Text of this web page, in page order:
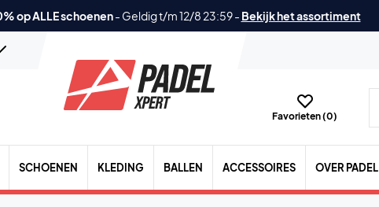
op ALLE schoenen- Geldig t/m 12/8 23:59- Bekijk het assortiment
Favorieten (0)
SCHOENEN KLEDING BALLEN ACCESSOIRES OVER PADEL